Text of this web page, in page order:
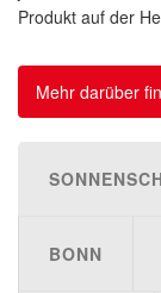
Produkt auf der
Mehr darüber
BONN